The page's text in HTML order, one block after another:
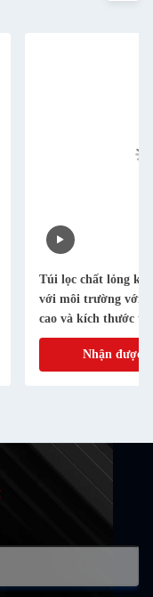
Túi lọc chất lỏng
với môi trường với
cao và kích thước
Nhận được